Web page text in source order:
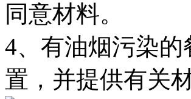
同意材料。
4、有油烟污染
置，并提供有关